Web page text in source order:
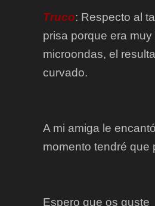
Truco: Respecto al
prisa porque era
microondas, el
curvado.
A mi amiga le
momento tendré
Espero que os guste